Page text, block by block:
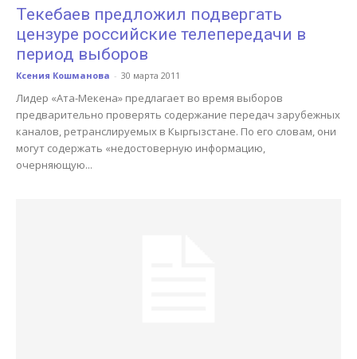
Текебаев предложил подвергать
цензуре российские телепередачи в
период выборов
Ксения Кошманова - 30 марта 2011
Лидер «Ата-Мекена» предлагает во время выборов
предварительно проверять содержание передач зарубежных
каналов, ретранслируемых в Кыргызстане. По его словам, они
могут содержать «недостоверную информацию,
очерняющую...